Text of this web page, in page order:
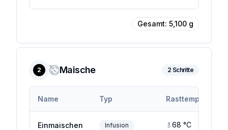
Gesamt: 5,100 g
2 Maische 2 Schritte
Name Typ Rasttemp.
Einmaischen Infusion 68 °C